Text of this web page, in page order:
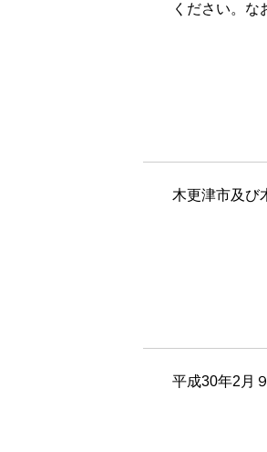
ください。な
木更津市及び
平成30年2月